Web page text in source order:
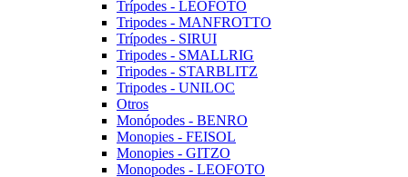
Trípodes - LEOFOTO
Tripodes - MANFROTTO
Trípodes - SIRUI
Tripodes - SMALLRIG
Tripodes - STARBLITZ
Tripodes - UNILOC
Otros
Monópodes - BENRO
Monopies - FEISOL
Monopies - GITZO
Monopodes - LEOFOTO